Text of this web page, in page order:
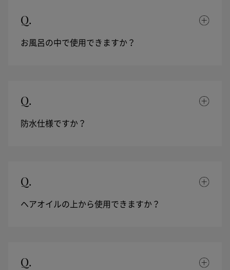
Q.
お風呂の中で使用できますか？
Q.
防水仕様ですか？
Q.
ヘアオイルの上から使用できますか？
Q.